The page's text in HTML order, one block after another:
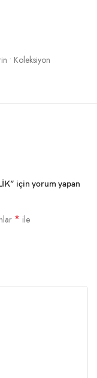
• Koleksiyon
için yorum yapan
* ile